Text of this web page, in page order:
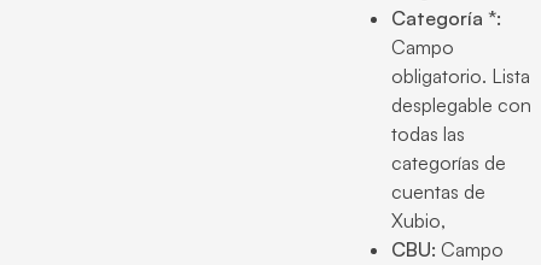
Categoría *:
Campo
obligatorio. Lista
desplegable con
todas las
categorías de
cuentas de
Xubio,
CBU: Campo